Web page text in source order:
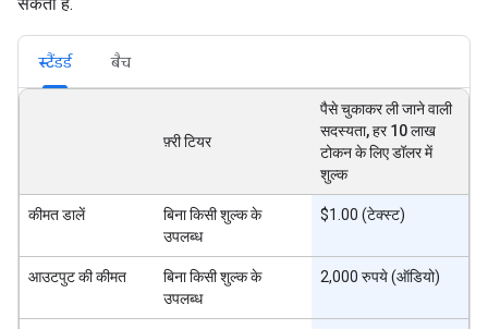
स्टैंडर्ड बैच
फ़्री टियर
पैसे चुकाकर ली जाने वाली
सदस्यता, हर 10 लाख
टोकन के लिए डॉलर में
शुल्क
कीमत डालें
बिना किसी शुल्क के
उपलब्ध
$1.00 (टेक्स्ट)
आउटपुट की कीमत
बिना किसी शुल्क के
उपलब्ध
2,000 रुपये (ऑडियो)